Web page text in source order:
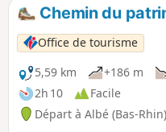
Chemin du
Office de tourisme
5,59 km
+186 m
2h 10
Facile
Départ à Albé (Bas-Rhin)